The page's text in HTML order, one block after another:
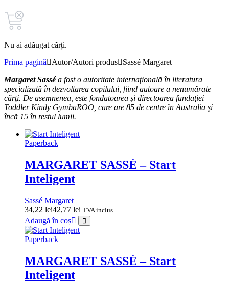
Nu ai adăugat cărți.
Prima pagină
Autor/Autori produs
Sassé Margaret
Margaret Sasséa fost o autoritate internaţională în literatura
specializată în dezvoltarea copilului, fiind autoare a nenumărate
cărţi. De asemnenea, este fondatoarea şi directoarea fundaţiei
Toddler Kindy GymbaROO , care are 85 de centre în Australia şi
încă 15 în restul lumii.
Paperback
MARGARET SASSÉ – Start
Inteligent
Sassé Margaret
34,22 lei42,77lei TVA inclus
Adaugă în coș
Paperback
MARGARET SASSÉ – Start
Inteligent